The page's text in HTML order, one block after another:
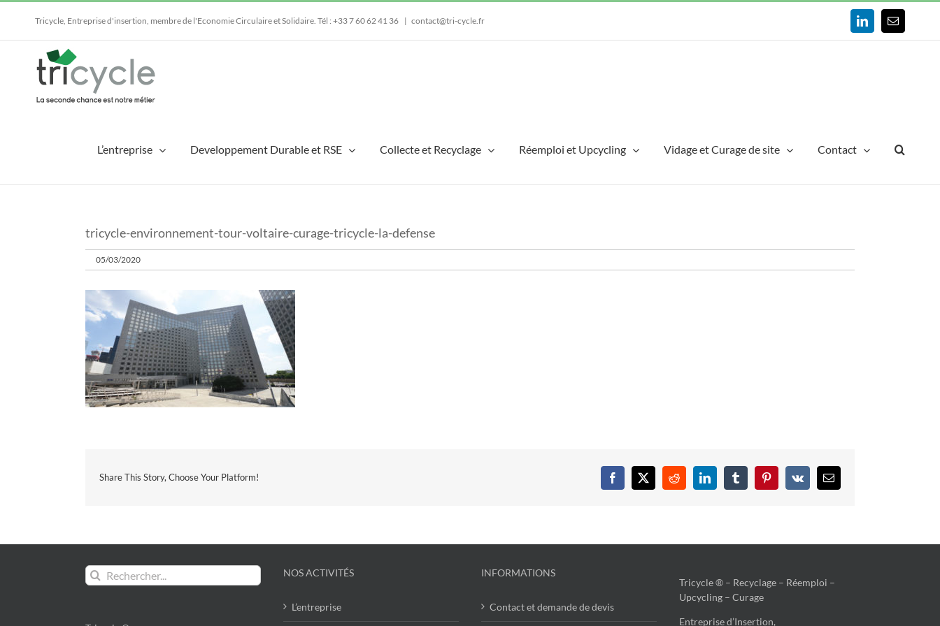
Tricycle, Entreprise d'insertion, membre de l'Economie Circulaire et Solidaire. Tél : +33 7 60 62 41 36 | contact@tri-cycle.fr LinkedInEmail
L’entreprise Developpement Durable et RSE Collecte et Recyclage Réemploi et Upcycling Vidage et Curage de site Contact
tricycle-environnement-tour-voltaire-curage-tricycle-la-defense
05/03/2020
Share This Story, Choose Your Platform! Facebook
X RedditLinkedInTumblrPinterest
Vk Email
Rechercher: NOS ACTIVITÉS
L’entreprise
INFORMATIONS
Contact et demande de devis
Tricycle ® – Recyclage – Réemploi –
Upcycling – Curage
Entreprise d’Insertion,